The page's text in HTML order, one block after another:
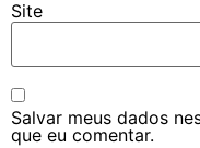
Site
Salvar meus dados
que eu comentar.